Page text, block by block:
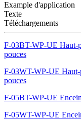
Example d'application
Texte
Téléchargements
F-03BT-WP-UE Haut-
pouces
F-03WT-WP-UE Haut-
pouces
F-05BT-WP-UE
F-05WT-WP-UE